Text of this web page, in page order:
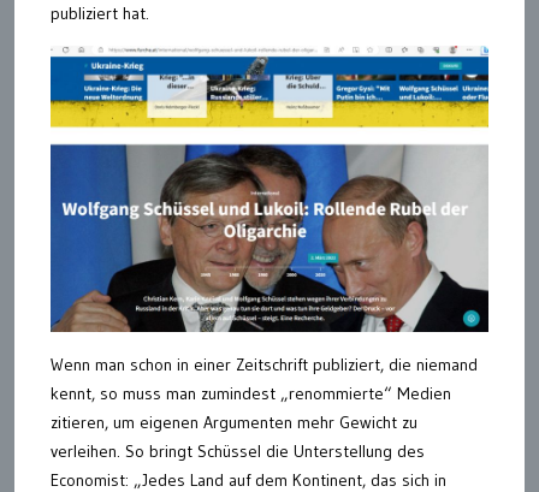
publiziert hat.
Wenn man schon in einer Zeitschrift publiziert, die niemand
kennt, so muss man zumindest „renommierte“ Medien
zitieren, um eigenen Argumenten mehr Gewicht zu
verleihen. So bringt Schüssel die Unterstellung des
Economist: „Jedes Land auf dem Kontinent, das sich in